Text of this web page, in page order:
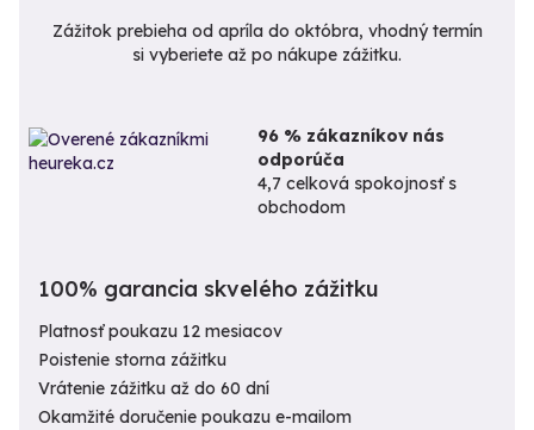
Zážitok prebieha od apríla do októbra, vhodný termín
si vyberiete až po nákupe zážitku.
96 % zákazníkov nás
odporúča
4,7 celková spokojnosť s
obchodom
100% garancia skvelého zážitku
Platnosť poukazu 12 mesiacov
Poistenie storna zážitku
Vrátenie zážitku až do 60 dní
Okamžité doručenie poukazu e-mailom